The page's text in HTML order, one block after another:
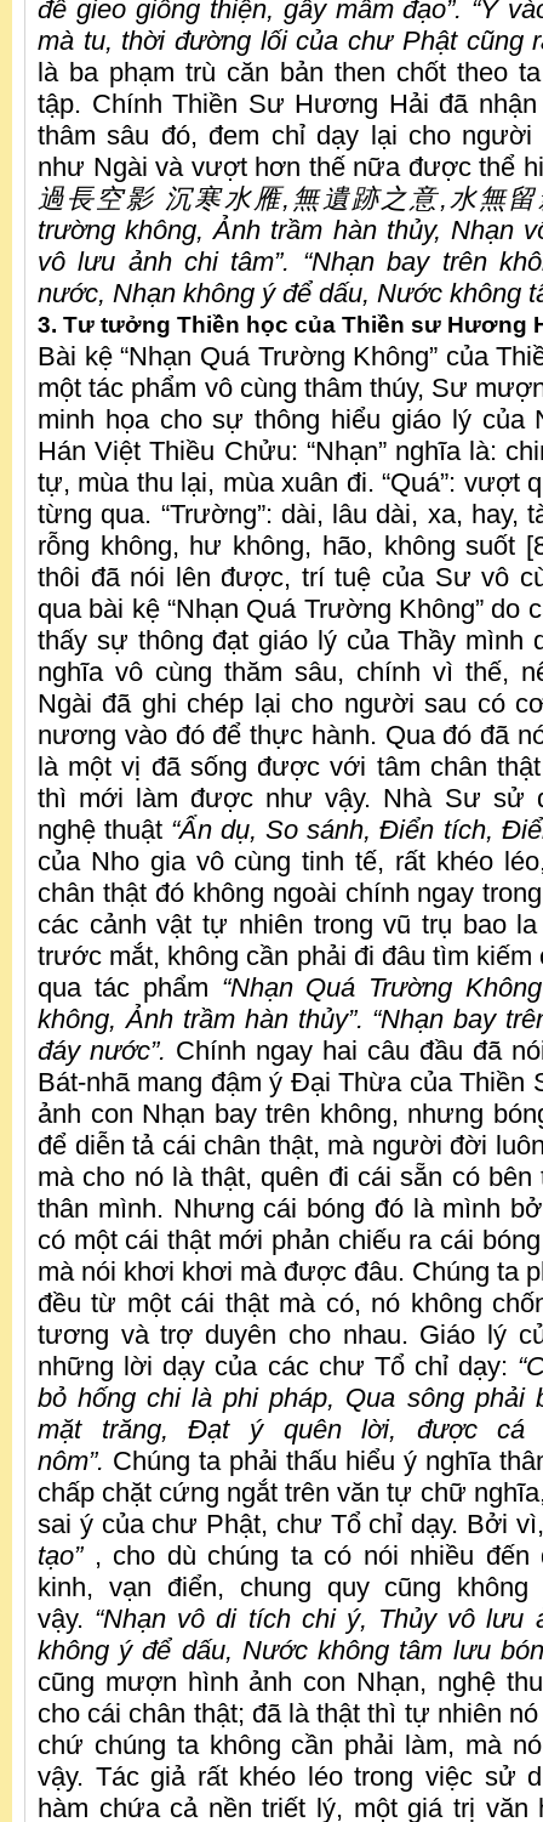
để gieo giống thiện, gây mầm đạo”. “Y
mà tu, thời đường lối của chư Phật cũng
là ba phạm trù căn bản then chốt theo
tập. Chính Thiền Sư Hương Hải đã
thâm sâu đó, đem chỉ dạy lại cho
như Ngài và vượt hơn thế nữa được thể
過長空影 沉寒水雁,無遺跡之意,水無留
trường không, Ảnh trầm hàn thủy, Nhạn
vô lưu ảnh chi tâm”. “Nhạn bay trên
nước, Nhạn không ý để dấu, Nước không
3. Tư tưởng Thiền học của Thiền sư Hương
Bài kệ “Nhạn Quá Trường Không” của
một tác phẩm vô cùng thâm thúy, Sư
minh họa cho sự thông hiểu giáo lý của
Hán Việt Thiều Chửu: “Nhạn” nghĩa là:
tự, mùa thu lại, mùa xuân đi. “Quá”: vượt
từng qua. “Trường”: dài, lâu dài, xa, hay,
rỗng không, hư không, hão, không suốt
thôi đã nói lên được, trí tuệ của Sư vô
qua bài kệ “Nhạn Quá Trường Không” do
thấy sự thông đạt giáo lý của Thầy mình
nghĩa vô cùng thăm sâu, chính vì thế,
Ngài đã ghi chép lại cho người sau có
nương vào đó để thực hành. Qua đó đã
là một vị đã sống được với tâm chân
thì mới làm được như vậy. Nhà Sư sử
nghệ thuật “Ẩn dụ, So sánh, Điển tích,
của Nho gia vô cùng tinh tế, rất khéo
chân thật đó không ngoài chính ngay
các cảnh vật tự nhiên trong vũ trụ bao
trước mắt, không cần phải đi đâu tìm
qua tác phẩm “Nhạn Quá Trường
không, Ảnh trầm hàn thủy”. “Nhạn bay
đáy nước”. Chính ngay hai câu đầu đã
Bát-nhã mang đậm ý Đại Thừa của Thiền
ảnh con Nhạn bay trên không, nhưng
để diễn tả cái chân thật, mà người đời
mà cho nó là thật, quên đi cái sẵn có bên
thân mình. Nhưng cái bóng đó là mình
có một cái thật mới phản chiếu ra cái
mà nói khơi khơi mà được đâu. Chúng ta
đều từ một cái thật mà có, nó không
tương và trợ duyên cho nhau. Giáo lý
những lời dạy của các chư Tổ chỉ dạy:
bỏ hống chi là phi pháp, Qua sông phải
mặt trăng, Đạt ý quên lời, được cá
nôm”. Chúng ta phải thấu hiểu ý nghĩa
chấp chặt cứng ngắt trên văn tự chữ
sai ý của chư Phật, chư Tổ chỉ dạy. Bởi
tạo”, cho dù chúng ta có nói nhiều đến
kinh, vạn điển, chung quy cũng
vậy. “Nhạn vô di tích chi ý, Thủy vô lưu
không ý để dấu, Nước không tâm lưu
cũng mượn hình ảnh con Nhạn, nghệ
cho cái chân thật; đã là thật thì tự nhiên
chứ chúng ta không cần phải làm, mà
vậy. Tác giả rất khéo léo trong việc sử
hàm chứa cả nền triết lý, một giá trị văn